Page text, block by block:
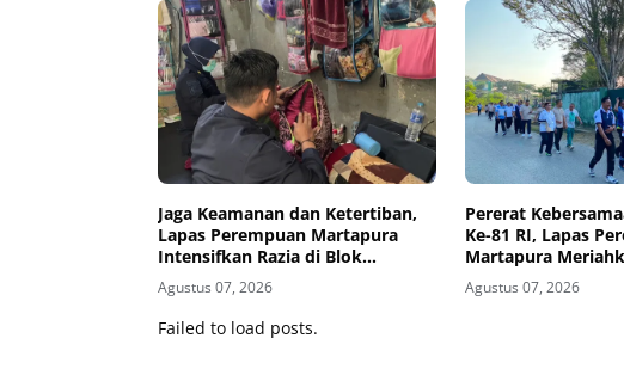
Jaga Keamanan dan Ketertiban,
Lapas Perempuan Martapura
Intensifkan Razia di Blok
Maximum Security
Agustus 07, 2026
Pererat
Ke-81 RI, Lapas
Martapura
Bersama Kakanwil
Agustus 07, 2026
Failed to load posts.